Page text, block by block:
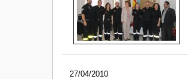
27/04/2010